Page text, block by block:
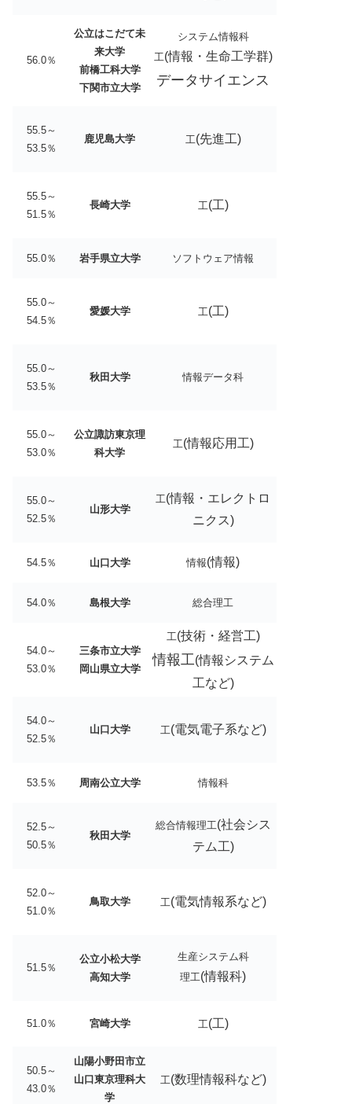
56.0％
公立はこだて未
来大学
前橋工科大学
下関市立大学
システム情報科
工(情報・生命工学群)
データサイエンス
55.5～
53.5％
鹿児島大学 工(先進工)
55.5～
51.5％
長崎大学 工(工)
55.0％ 岩手県立大学 ソフトウェア情報
55.0～
54.5％
愛媛大学 工(工)
55.0～
53.5％
秋田大学 情報データ科
55.0～
53.0％
公立諏訪東京理
科大学
工(情報応用工)
55.0～
52.5％
山形大学
工(情報・エレクトロ
ニクス)
54.5％ 山口大学 情報(情報)
54.0％ 島根大学 総合理工
54.0～
53.0％
三条市立大学
岡山県立大学
工(技術・経営工)
情報工(情報システム
工など)
54.0～
52.5％
山口大学 工(電気電子系など)
53.5％ 周南公立大学 情報科
52.5～
50.5％
秋田大学
総合情報理工(社会シス
テム工)
52.0～
51.0％
鳥取大学 工(電気情報系など)
51.5％
公立小松大学
高知大学
生産システム科
理工(情報科)
51.0％ 宮崎大学 工(工)
50.5～
43.0％
山陽小野田市立
山口東京理科大
学
工(数理情報科など)